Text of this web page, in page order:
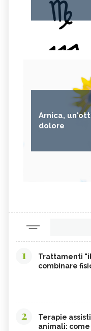
Arnica,
dolore
1
Trattamenti
combinare
2
Terapie
animali: come